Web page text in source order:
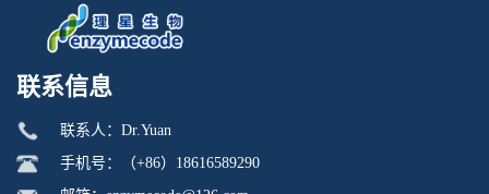
联系信息
联系人：Dr.Yuan
手机号：（+86）18616589290